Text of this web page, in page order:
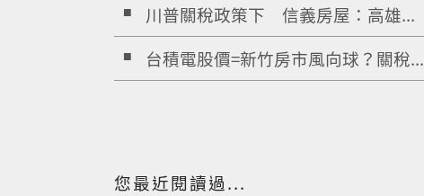
川普關稅政策下 信義房屋：高雄...
台積電股價=新竹房市風向球？關稅...
您最近閱讀過...